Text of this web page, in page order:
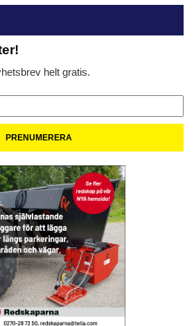
helt gratis.